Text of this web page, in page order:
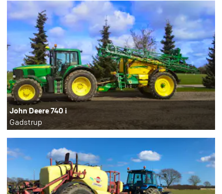
John Deere 740 i
Gadstrup